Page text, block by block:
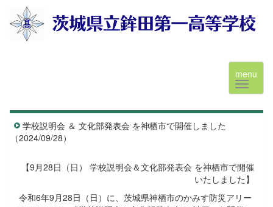
menu
学校説明会 ＆ 文化部発表会 を神栖市で開催しました
（2024/09/28）
【9月28日（日） 学校説明会＆文化部発表会 を神栖市で開催
いたしました】
令和6年9月28日（日）に、茨城県神栖市のかみす防災アリー